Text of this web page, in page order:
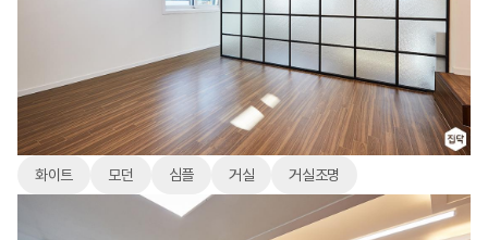
화이트 모던 심플 거실 거실조명